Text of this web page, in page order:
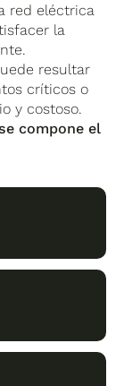
red eléctrica
la
resultar
críticos o
y costoso.
compone el
en